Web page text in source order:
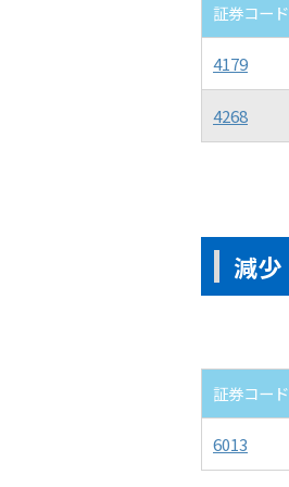
証券コード
4179
4268
減少
証券コード
6013